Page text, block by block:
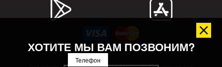
ХОТИТЕ МЫ ВАМ ПОЗВОНИМ?
Телефон